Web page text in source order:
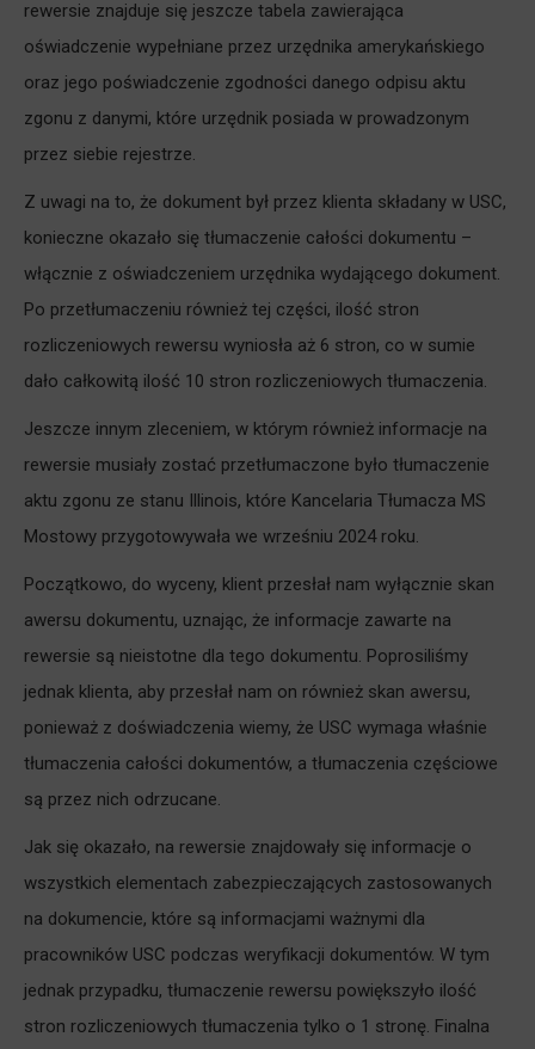
rewersie znajduje się jeszcze tabela zawierająca
oświadczenie wypełniane przez urzędnika amerykańskiego
oraz jego poświadczenie zgodności danego odpisu aktu
zgonu z danymi, które urzędnik posiada w prowadzonym
przez siebie rejestrze.
Z uwagi na to, że dokument był przez klienta składany w USC,
konieczne okazało się tłumaczenie całości dokumentu –
włącznie z oświadczeniem urzędnika wydającego dokument.
Po przetłumaczeniu również tej części, ilość stron
rozliczeniowych rewersu wyniosła aż 6 stron, co w sumie
dało całkowitą ilość 10 stron rozliczeniowych tłumaczenia.
Jeszcze innym zleceniem, w którym również informacje na
rewersie musiały zostać przetłumaczone było tłumaczenie
aktu zgonu ze stanu Illinois, które Kancelaria Tłumacza MS
Mostowy przygotowywała we wrześniu 2024 roku.
Początkowo, do wyceny, klient przesłał nam wyłącznie skan
awersu dokumentu, uznając, że informacje zawarte na
rewersie są nieistotne dla tego dokumentu. Poprosiliśmy
jednak klienta, aby przesłał nam on również skan awersu,
ponieważ z doświadczenia wiemy, że USC wymaga właśnie
tłumaczenia całości dokumentów, a tłumaczenia częściowe
są przez nich odrzucane.
Jak się okazało, na rewersie znajdowały się informacje o
wszystkich elementach zabezpieczających zastosowanych
na dokumencie, które są informacjami ważnymi dla
pracowników USC podczas weryfikacji dokumentów. W tym
jednak przypadku, tłumaczenie rewersu powiększyło ilość
stron rozliczeniowych tłumaczenia tylko o 1 stronę. Finalna